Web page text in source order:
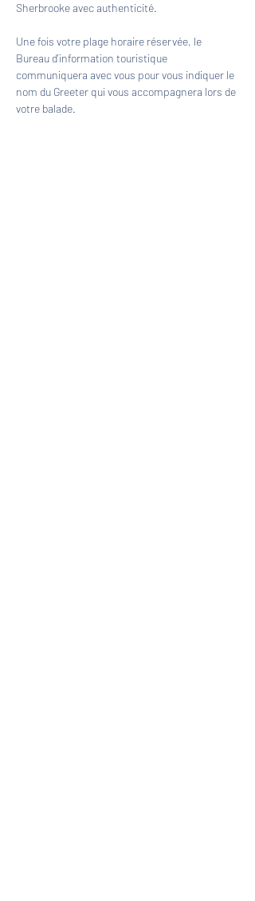
Sherbrooke avec authenticité.
Une fois votre plage horaire réservée, le
Bureau d'information touristique
communiquera avec vous pour vous indiquer le
nom du Greeter qui vous accompagnera lors de
votre balade.